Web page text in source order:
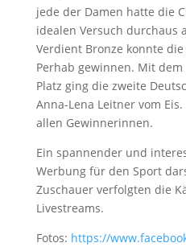
jede der Damen hatte die
idealen Versuch durchaus
Verdient Bronze konnte
Perhab gewinnen. Mit
Platz ging die zweite
Anna-Lena Leitner vom
allen Gewinnerinnen.
Ein spannender und
Werbung für den Sport
Zuschauer verfolgten die
Livestreams.
Fotos: https://